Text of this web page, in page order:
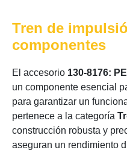
Tren de
componentes
El accesorio 130-8176:
un componente esencial
para garantizar un
pertenece a la categoría
construcción robusta y
aseguran un rendimiento